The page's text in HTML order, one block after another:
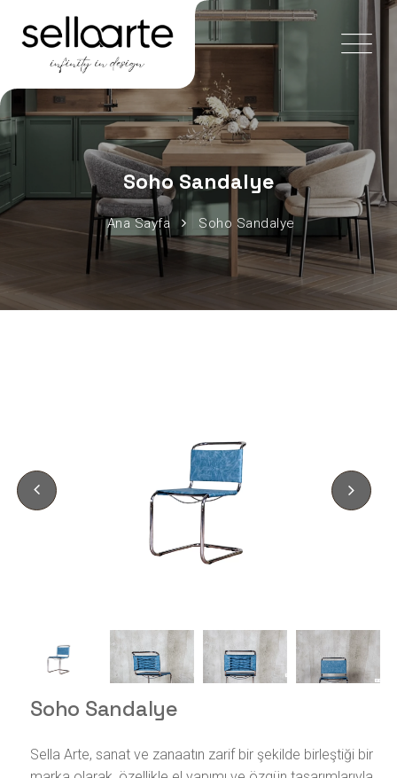
Soho Sandalye
Ana Sayfa Soho Sandalye
Soho Sandalye
Sella Arte, sanat ve zanaatın zarif bir şekilde birleştiği bir